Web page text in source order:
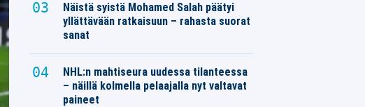
Näistä syistä Mohamed Salah päätyi
yllättävään ratkaisuun – rahasta suorat
sanat
NHL:n mahtiseura uudessa tilanteessa
– näillä kolmella pelaajalla nyt valtavat
paineet